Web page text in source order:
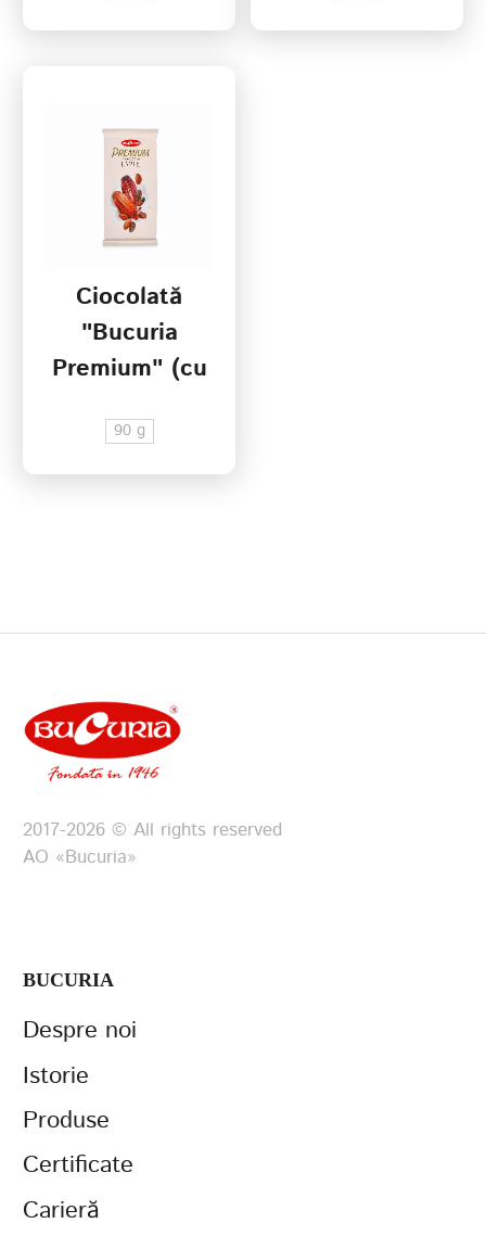
Ciocolată
"Bucuria
Premium" (cu
90 g
2017-2026 © All rights reserved
АО «Bucuria»
BUCURIA
Despre noi
Istorie
Produse
Certificate
Carieră